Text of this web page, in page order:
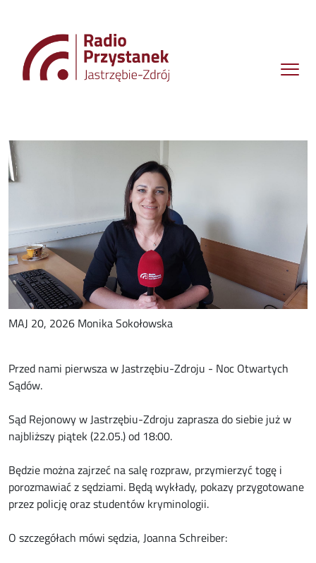
MAJ 20, 2026 Monika Sokołowska
Przed nami pierwsza w Jastrzębiu-Zdroju - Noc Otwartych
Sądów.
Sąd Rejonowy w Jastrzębiu-Zdroju zaprasza do siebie już w
najbliższy piątek (22.05.) od 18:00.
Będzie można zajrzeć na salę rozpraw, przymierzyć togę i
porozmawiać z sędziami. Będą wykłady, pokazy przygotowane
przez policję oraz studentów kryminologii.
O szczegółach mówi sędzia, Joanna Schreiber: